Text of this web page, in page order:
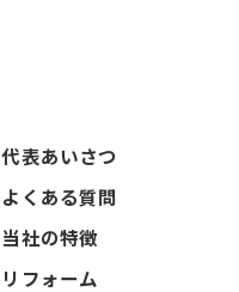
代表あいさつ
よくある質問
当社の特徴
リフォーム